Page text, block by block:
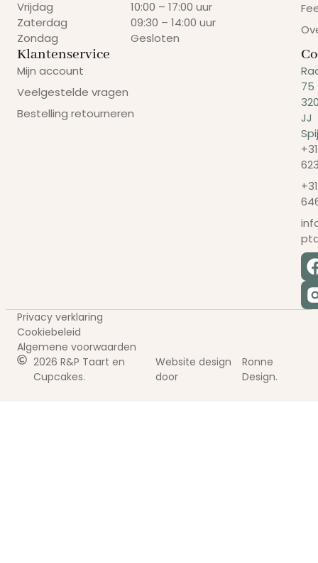
Vrijdag
Zaterdag
Zondag
10:00 – 17:00 uur
09:30 – 14:00 uur
Gesloten
Klantenservice
Mijn account
Veelgestelde vragen
Bestelling retourneren
75
JJ
2026 R&P Taart en
Cupcakes.
Website design
door
Ronne
Design.
Privacy verklaring
Cookiebeleid
Algemene voorwaarden